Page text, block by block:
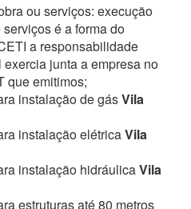
ou serviços: execução
é a forma do
a responsabilidade
junta a empresa no
que emitimos;
instalação de gásVila
instalação elétricaVila
instalação hidráulicaVila
estruturas até 80 metros